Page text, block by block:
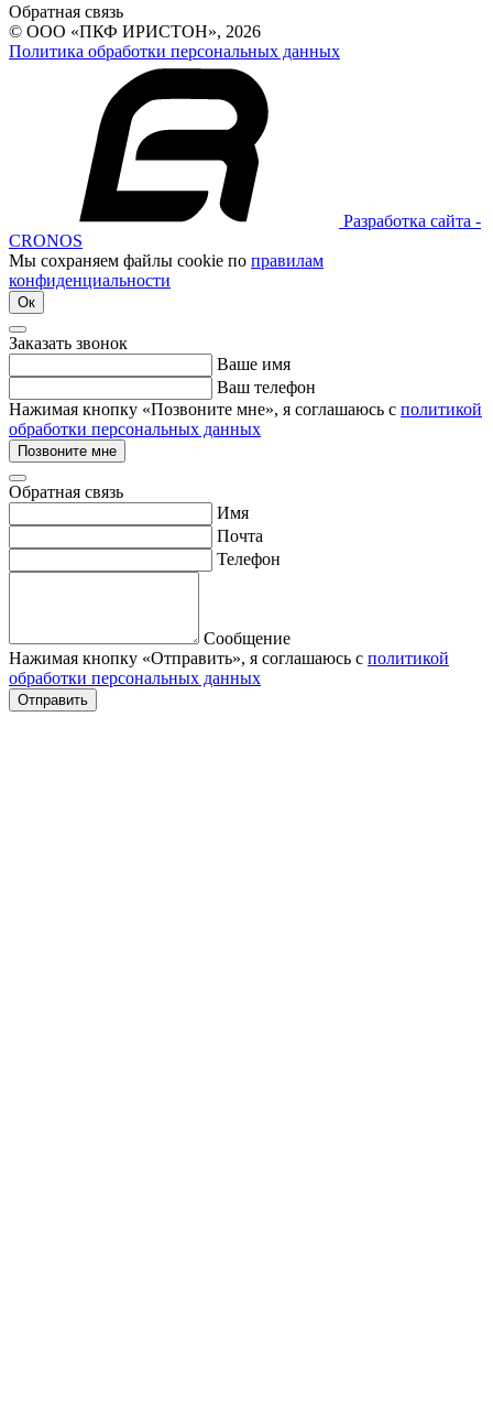
Обратная связь
© ООО «ПКФ ИРИСТОН», 2026
Политика обработки персональных данных
Разработка сайта -
CRONOS
Мы сохраняем файлы cookie по правилам
конфиденциальности
Ок
Заказать звонок
Ваше имя
Ваш телефон
Нажимая кнопку «Позвоните мне», я соглашаюсь с политикой
обработки персональных данных
Позвоните мне
Обратная связь
Имя
Почта
Телефон
Сообщение
Нажимая кнопку «Отправить», я соглашаюсь с политикой
обработки персональных данных
Отправить